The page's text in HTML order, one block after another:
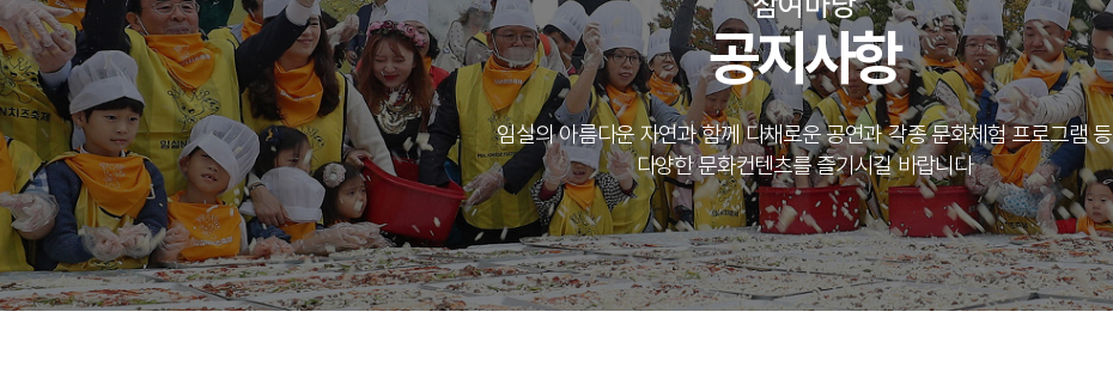
공지사항
임실의 아름다운 자연과 함께 다채로운 공연과 각종 문화체험 프로그램 등
다양한 문화컨텐츠를 즐기시길 바랍니다